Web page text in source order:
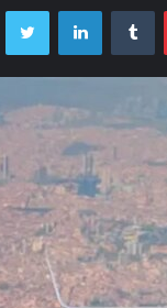
Twitter LinkedIn